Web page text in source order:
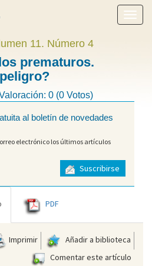
menú
11. Número 4
prematuros.
0 (0 Votos)
al boletín de novedades
electrónico los últimos artículos
Suscribirse
PDF
Imprimir
Añadir a biblioteca
Comentar este artículo